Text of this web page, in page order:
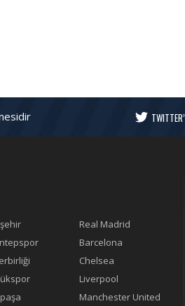
Real Madrid
Barcelona
Chelsea
Liverpool
Manchester United